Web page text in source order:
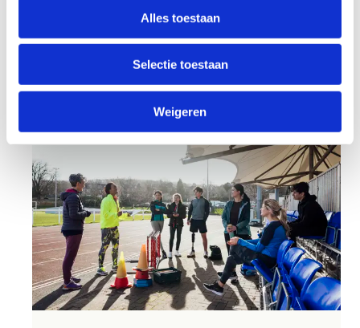
Alles toestaan
Selectie toestaan
Weigeren
Reserveer (een
sporthal